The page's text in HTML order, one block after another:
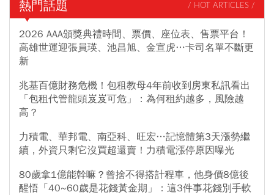
熱門話題 / HOT ARTICLES /
2026 AAA頒獎典禮時間、票價、座位表、售票平台！
高雄世運迎張員瑛、池昌旭、金宣虎…卡司名單不斷更
新
兆基百億財務危機！包租教母4年前收到房東私訊看出
「包租代管龍頭岌岌可危」：為何租約越多，風險越
高？
力積電、華邦電、南亞科、旺宏…記憶體第3天漲勢繼
續，外資只剩它沒買超還賣！力積電漲停原因曝光
80歲拿1億能幹嘛？曾捨不得搭計程車，他身價8億後
醒悟「40~60歲是花錢黃金期」：這3件事花錢別手軟